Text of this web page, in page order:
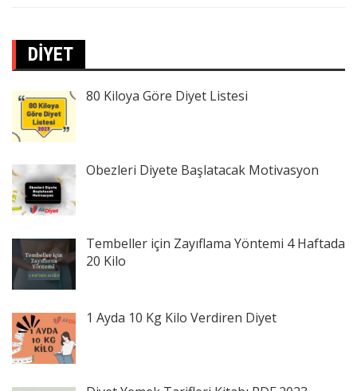
DIYET
80 Kiloya Göre Diyet Listesi
Obezleri Diyete Başlatacak Motivasyon
Tembeller için Zayıflama Yöntemi 4 Haftada
20 Kilo
1 Ayda 10 Kg Kilo Verdiren Diyet